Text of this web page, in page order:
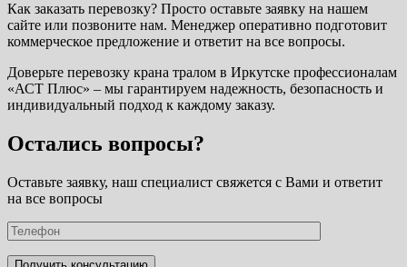
Как заказать перевозку? Просто оставьте заявку на нашем
сайте или позвоните нам. Менеджер оперативно подготовит
коммерческое предложение и ответит на все вопросы.
Доверьте перевозку крана тралом в Иркутске профессионалам
«АСТ Плюс» – мы гарантируем надежность, безопасность и
индивидуальный подход к каждому заказу.
Остались вопросы?
Оставьте заявку, наш специалист свяжется с Вами и ответит
на все вопросы